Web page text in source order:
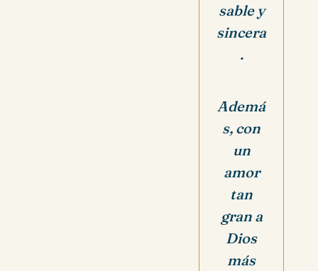
sable y
sincera
.
Ademá
s, con
un
amor
tan
gran a
Dios
más